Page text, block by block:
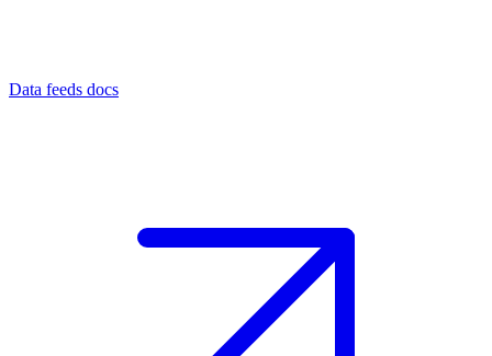
Data feeds docs